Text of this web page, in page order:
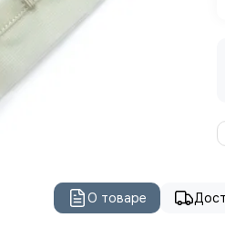
О товаре